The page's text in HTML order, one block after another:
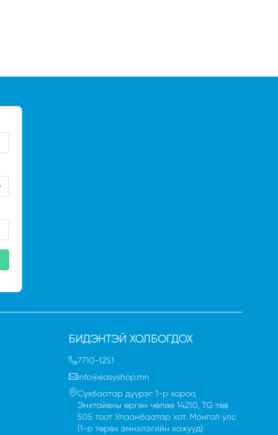
БИДЭНТЭЙ ХОЛБОГДОХ
7710-1251
info@easyshop.mn
Сүхбаатар дүүрэг 1-р хороо,
Энхтайвны өргөн чөлөө 14210, TG төв
505 тоот Улаанбаатар хот. Монгол улc
(1-р төрөх эмнэлэгийн хажууд)